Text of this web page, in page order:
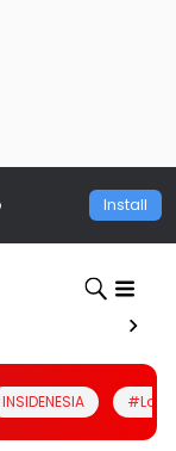
Install
INSIDENESIA